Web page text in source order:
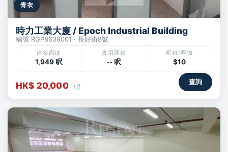
青衣
時力工業大廈 / Epoch Industrial Building
編號 RGP8639001 · 長好街8號
建築面積
1,949 呎
實用面積
-- 呎
呎租/呎價
$10
HK$ 20,000 /月
查詢